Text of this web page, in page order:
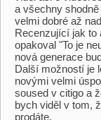
a všechny
velmi dobré až
Recenzující jak to
opakoval "To je
nová generace
Další možností je
novými velmi
soused v citigo a
bych viděl v tom,
prodáte.